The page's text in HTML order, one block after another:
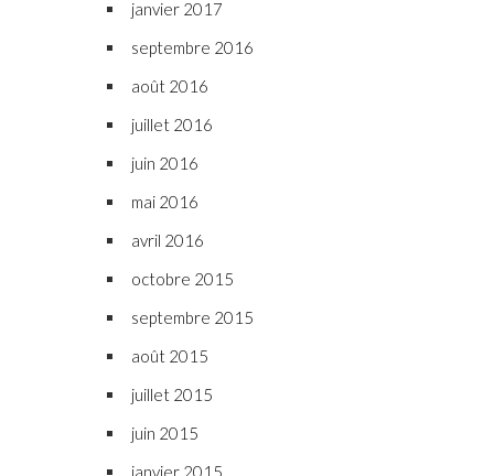
janvier 2017
septembre 2016
août 2016
juillet 2016
juin 2016
mai 2016
avril 2016
octobre 2015
septembre 2015
août 2015
juillet 2015
juin 2015
janvier 2015